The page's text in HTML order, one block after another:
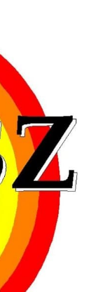
son parti
victoire,